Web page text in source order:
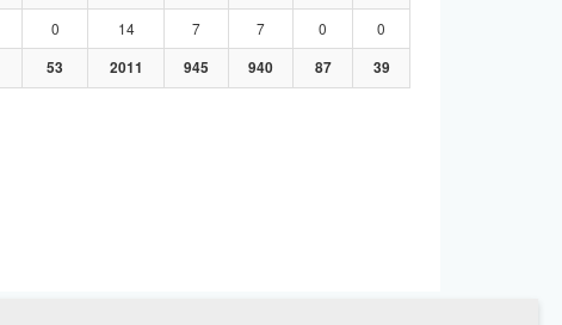
0 14 7 7 0
0
53 2011 945 940 87 39